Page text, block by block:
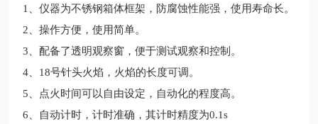
1、仪器为不锈钢箱体框架，防腐蚀性能强，使用寿命长。
2、操作方便，使用简单。
3、配备了透明观察窗，便于测试观察和控制。
4、18号针头火焰，火焰的长度可调。
5、点火时间可以自由设定，自动化的程度高。
6、自动计时，计时准确，其计时精度为0.1s